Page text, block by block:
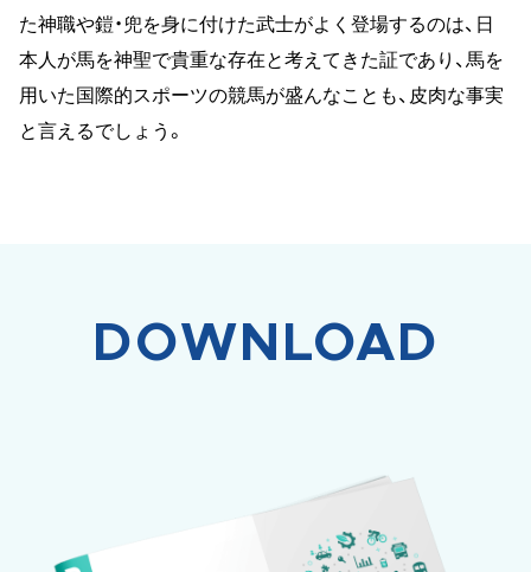
た神職や鎧・兜を身に付けた武士がよく登場するのは、日
本人が馬を神聖で貴重な存在と考えてきた証であり、馬を
用いた国際的スポーツの競馬が盛んなことも、皮肉な事実
と言えるでしょう。
DOWNLOAD